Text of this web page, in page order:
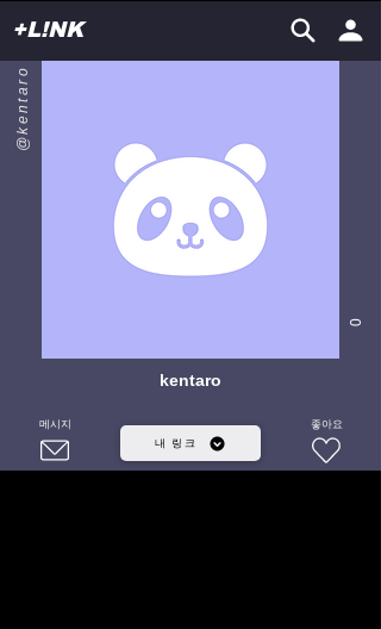
+L!NK
@kentaro
0
kentaro
메시지
내 링크
좋아요